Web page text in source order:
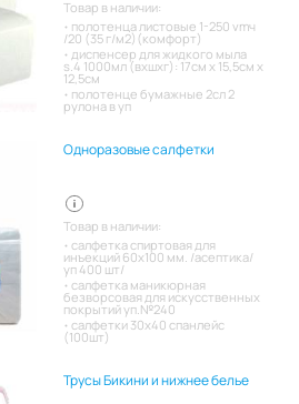
Товар в наличии:
полотенца листовые 1-250 vmч
/20 (35 г/м2)(комфорт)
диспенсер для жидкого мыла
s.4 1000мл (вхшхг): 17см x 15,5см x
12,5см
полотенце бумажные 2сл 2
рулона в уп
Одноразовые салфетки
Товар в наличии:
салфетка спиртовая для
инъекций 60х100 мм. /асептика/
уп 400 шт/
салфетка маникюрная
безворсовая для искусственных
покрытий уп.№240
салфетки 30х40 спанлейс
(100шт)
Трусы Бикини и нижнее белье